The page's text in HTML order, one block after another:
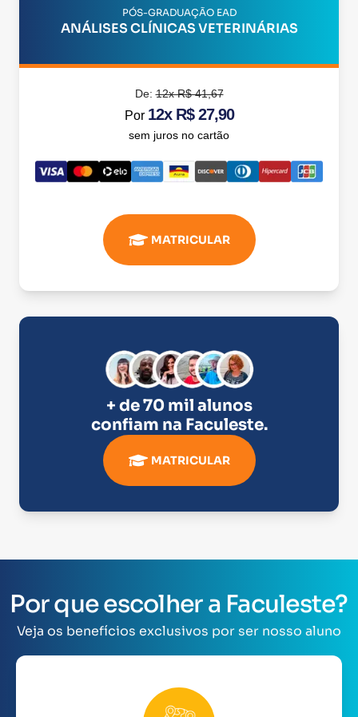
PÓS-GRADUAÇÃO EAD
ANÁLISES CLÍNICAS VETERINÁRIAS
De:12x R$ 41,67
Por 12x R$ 27,90
sem juros no cartão
MATRICULAR
+ de 70 mil alunos
confiam na Faculeste.
MATRICULAR
Por que escolher a Faculeste?
Veja os benefícios exclusivos por ser nosso aluno